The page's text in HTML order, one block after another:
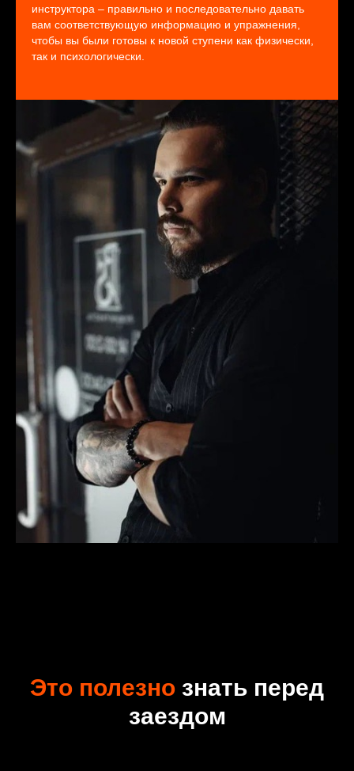
инструктора – правильно и последовательно давать
вам соответствующую информацию и упражнения,
чтобы вы были готовы к новой ступени как физически,
так и психологически.
Это полезно знать перед
заездом